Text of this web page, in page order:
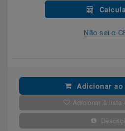
SEU VALE TE ESPERANDO
Celulares E Smartphone
Eletrodomésticos
Gama Italy
John John
Não sei o
Adicionar ao
Adicionar à lista